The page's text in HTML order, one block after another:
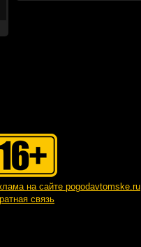
на сайте pogodavtomske.ru
связь